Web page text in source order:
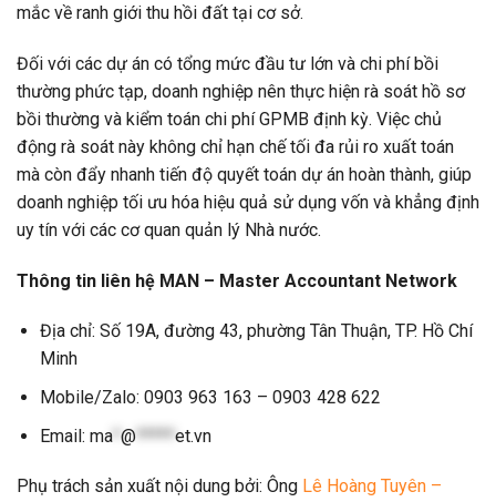
mắc về ranh giới thu hồi đất tại cơ sở.
Đối với các dự án có tổng mức đầu tư lớn và chi phí bồi
thường phức tạp, doanh nghiệp nên thực hiện rà soát hồ sơ
bồi thường và kiểm toán chi phí GPMB định kỳ. Việc chủ
động rà soát này không chỉ hạn chế tối đa rủi ro xuất toán
mà còn đẩy nhanh tiến độ quyết toán dự án hoàn thành, giúp
doanh nghiệp tối ưu hóa hiệu quả sử dụng vốn và khẳng định
uy tín với các cơ quan quản lý Nhà nước.
Thông tin liên hệ MAN – Master Accountant Network
Địa chỉ: Số 19A, đường 43, phường Tân Thuận, TP. Hồ Chí
Minh
Mobile/Zalo: 0903 963 163 – 0903 428 622
Email: ma* @***** et.vn
Phụ trách sản xuất nội dung bởi: Ông Lê Hoàng Tuyên –